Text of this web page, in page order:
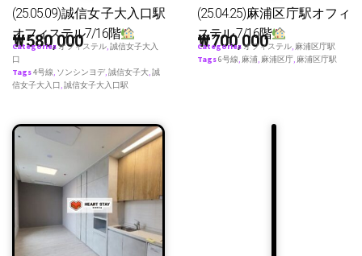
(25.05.09)誠信女子大入口駅
オフィステル7/16階
₩580,000
Categoriesオフィステル 誠信女子大入
口
Tags4号線 ソンシンヨデ 誠信女子大 誠
信女子大入口 誠信女子大入口駅
(25.04.25)麻浦区庁駅オフィ
ステル 7/16階
₩700,000
Categoriesオフィステル 麻浦区庁駅
Tags6号線 麻浦 麻浦区庁 麻浦区庁駅